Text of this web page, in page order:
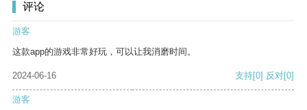
评论
游客
这款app的游戏非常好玩，可以让我消磨时间。
2024-06-16 支持[0] 反对[0]
游客